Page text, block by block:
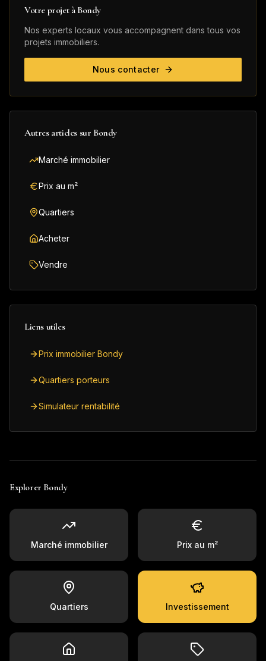
Votre projet à Bondy
Nos experts locaux vous accompagnent dans tous vos
projets immobiliers.
Nous contacter
Autres articles sur Bondy
Marché immobilier
Prix au m²
Quartiers
Acheter
Vendre
Liens utiles
Prix immobilier Bondy
Quartiers porteurs
Simulateur rentabilité
Explorer Bondy
Marché immobilier Prix au m²
Quartiers Investissement